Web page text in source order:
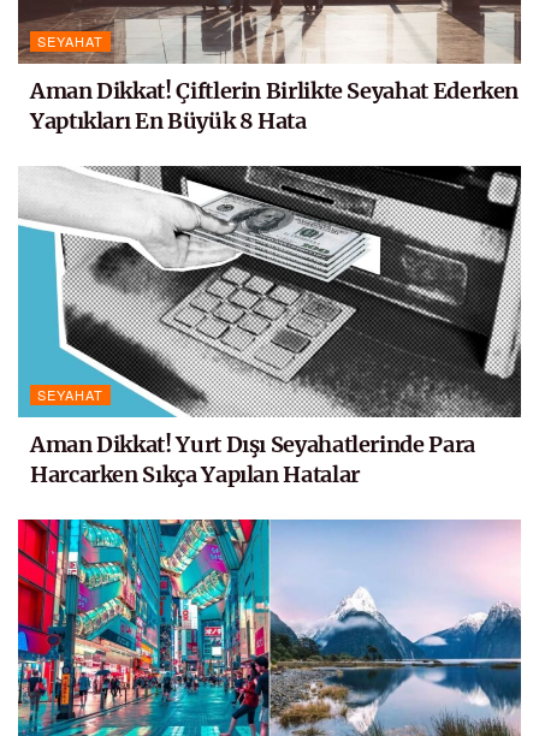
SEYAHAT
Aman Dikkat! Çiftlerin Birlikte Seyahat Ederken
Yaptıkları En Büyük 8 Hata
SEYAHAT
Aman Dikkat! Yurt Dışı Seyahatlerinde Para
Harcarken Sıkça Yapılan Hatalar